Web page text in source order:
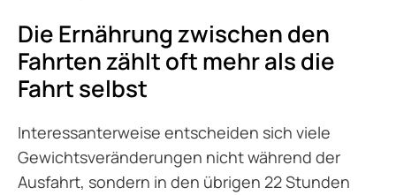
Die Ernährung zwischen den
Fahrten zählt oft mehr als die
Fahrt selbst
Interessanterweise entscheiden sich viele
Gewichtsveränderungen nicht während der
Ausfahrt, sondern in den übrigen 22 Stunden